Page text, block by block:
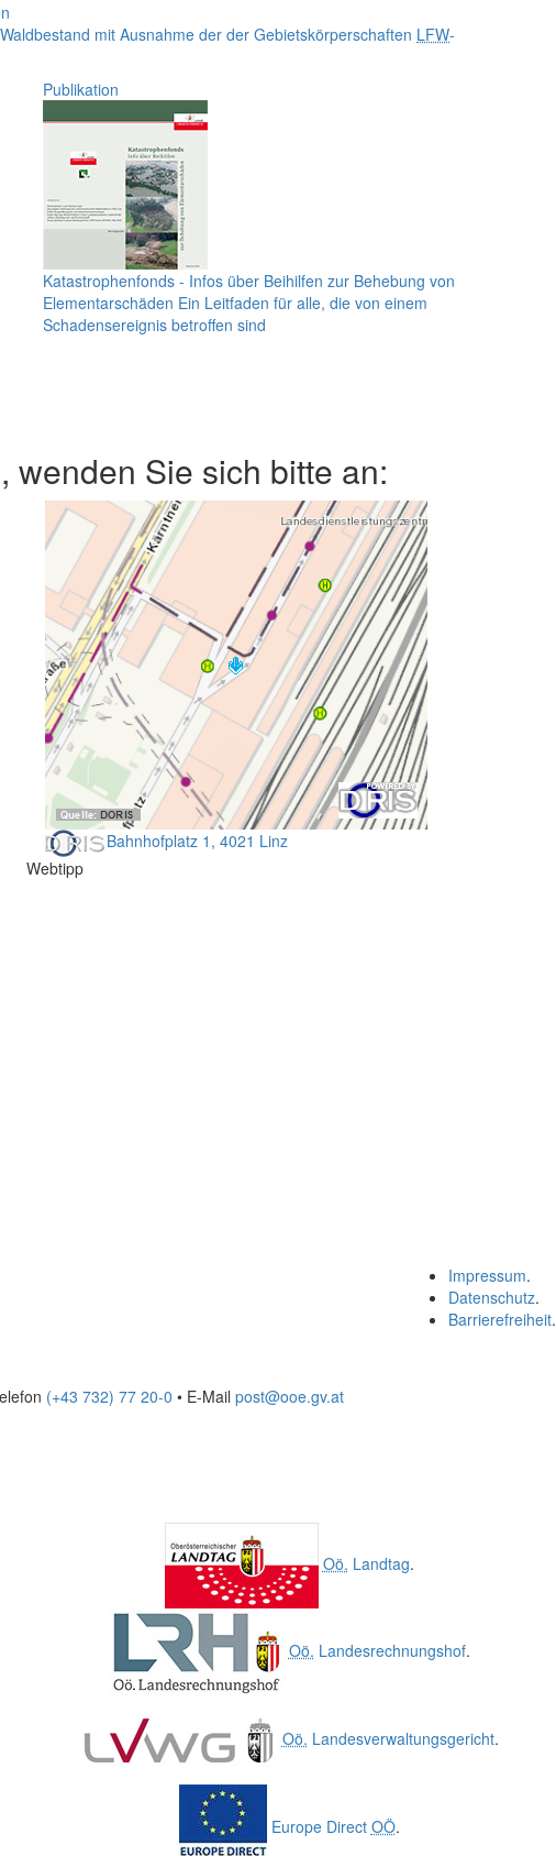
mit Ausnahme der der Gebietskörperschaften LFW-
Publikation
Katastrophenfonds - Infos über Beihilfen zur Behebung von
Elementarschäden Ein Leitfaden für alle, die von einem
Schadensereignis betroffen sind
wenden Sie sich bitte an:
Bahnhofplatz 1, 4021 Linz
Webtipp
Impressum.
Datenschutz.
Barrierefreiheit.
(+43 732) 77 20-0 • E-Mail post@ooe.gv.at
Oö. Landtag.
Oö. Landesrechnungshof.
Oö. Landesverwaltungsgericht.
Europe Direct OÖ.